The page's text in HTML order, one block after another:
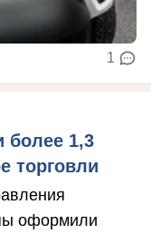
1
более 1,3
торговли
оформили